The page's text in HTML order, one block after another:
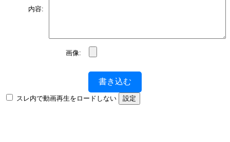
内容:
画像:
書き込む
スレ内で動画再生をロードしない